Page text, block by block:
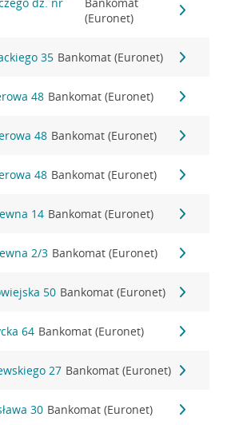
(Euronet)
35 Bankomat (Euronet)
48 Bankomat (Euronet)
48 Bankomat (Euronet)
48 Bankomat (Euronet)
14 Bankomat (Euronet)
2/3 Bankomat (Euronet)
50 Bankomat (Euronet)
64 Bankomat (Euronet)
27 Bankomat (Euronet)
30 Bankomat (Euronet)